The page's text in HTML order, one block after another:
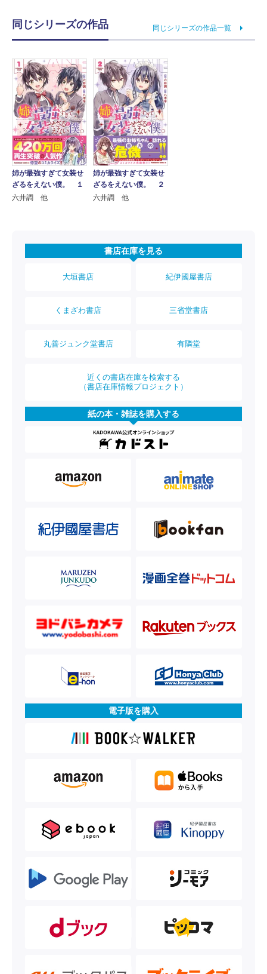
同じシリーズの作品 同じシリーズの作品一覧
姉が最強すぎて女装せ
ざるをえない僕。 １
六井調 他
姉が最強すぎて女装せ
ざるをえない僕。 ２
六井調 他
書店在庫を見る
大垣書店 紀伊國屋書店
くまざわ書店 三省堂書店
丸善ジュンク堂書店 有隣堂
近くの書店在庫を検索する
（書店在庫情報プロジェクト）
紙の本・雑誌を購入する
電子版を購入